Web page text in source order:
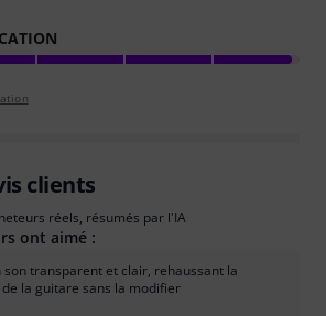
clients
réels, résumés par l'IA
ont aimé :
son transparent et clair, rehaussant la
la guitare sans la modifier